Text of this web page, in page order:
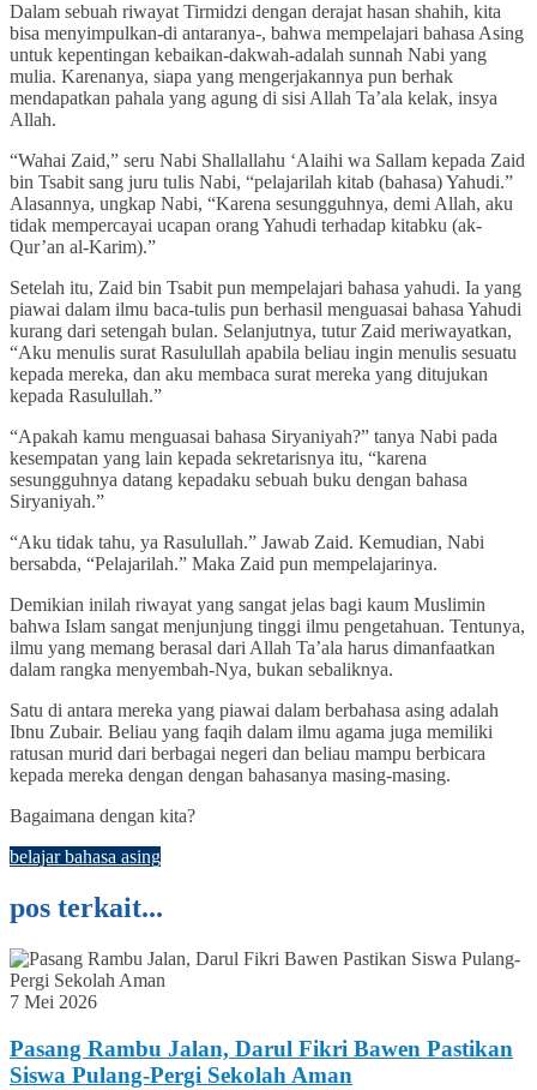
Dalam sebuah riwayat Tirmidzi dengan derajat hasan shahih, kita
bisa menyimpulkan-di antaranya-, bahwa mempelajari bahasa Asing
untuk kepentingan kebaikan-dakwah-adalah sunnah Nabi yang
mulia. Karenanya, siapa yang mengerjakannya pun berhak
mendapatkan pahala yang agung di sisi Allah Ta’ala kelak, insya
Allah.
“Wahai Zaid,” seru Nabi Shallallahu ‘Alaihi wa Sallam kepada Zaid
bin Tsabit sang juru tulis Nabi, “pelajarilah kitab (bahasa) Yahudi.”
Alasannya, ungkap Nabi, “Karena sesungguhnya, demi Allah, aku
tidak mempercayai ucapan orang Yahudi terhadap kitabku (ak-
Qur’an al-Karim).”
Setelah itu, Zaid bin Tsabit pun mempelajari bahasa yahudi. Ia yang
piawai dalam ilmu baca-tulis pun berhasil menguasai bahasa Yahudi
kurang dari setengah bulan. Selanjutnya, tutur Zaid meriwayatkan,
“Aku menulis surat Rasulullah apabila beliau ingin menulis sesuatu
kepada mereka, dan aku membaca surat mereka yang ditujukan
kepada Rasulullah.”
“Apakah kamu menguasai bahasa Siryaniyah?” tanya Nabi pada
kesempatan yang lain kepada sekretarisnya itu, “karena
sesungguhnya datang kepadaku sebuah buku dengan bahasa
Siryaniyah.”
“Aku tidak tahu, ya Rasulullah.” Jawab Zaid. Kemudian, Nabi
bersabda, “Pelajarilah.” Maka Zaid pun mempelajarinya.
Demikian inilah riwayat yang sangat jelas bagi kaum Muslimin
bahwa Islam sangat menjunjung tinggi ilmu pengetahuan. Tentunya,
ilmu yang memang berasal dari Allah Ta’ala harus dimanfaatkan
dalam rangka menyembah-Nya, bukan sebaliknya.
Satu di antara mereka yang piawai dalam berbahasa asing adalah
Ibnu Zubair. Beliau yang faqih dalam ilmu agama juga memiliki
ratusan murid dari berbagai negeri dan beliau mampu berbicara
kepada mereka dengan dengan bahasanya masing-masing.
Bagaimana dengan kita?
belajar bahasa asing
pos terkait...
7 Mei 2026
Pasang Rambu Jalan, Darul Fikri Bawen Pastikan
Siswa Pulang-Pergi Sekolah Aman